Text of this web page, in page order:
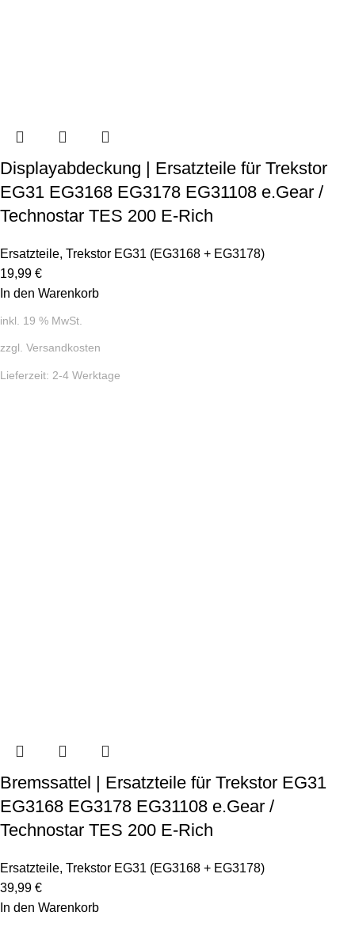
Displayabdeckung | Ersatzteile für Trekstor
EG31 EG3168 EG3178 EG31108 e.Gear /
Technostar TES 200 E-Rich
Ersatzteile, Trekstor EG31 (EG3168 + EG3178)
19,99 €
In den Warenkorb
inkl. 19 % MwSt.
zzgl. Versandkosten
Lieferzeit: 2-4 Werktage
Bremssattel | Ersatzteile für Trekstor EG31
EG3168 EG3178 EG31108 e.Gear /
Technostar TES 200 E-Rich
Ersatzteile, Trekstor EG31 (EG3168 + EG3178)
39,99 €
In den Warenkorb